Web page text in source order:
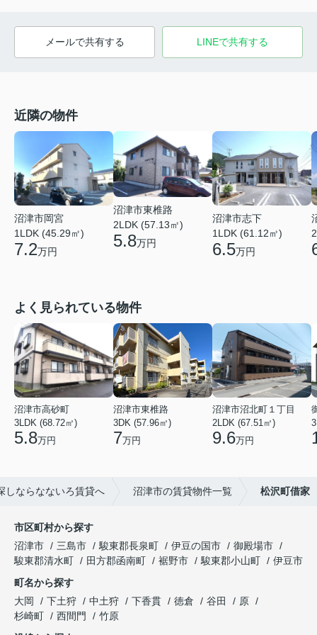
メールで共有する LINEで共有する
近隣の物件
沼津市岡宮
1LDK (45.29㎡)
7.2万円
沼津市東椎路
2LDK (57.13㎡)
5.8万円
沼津市志下
1LDK (61.12㎡)
6.5万円
よく見られている物件
沼津市高砂町
3LDK (68.72㎡)
5.8万円
沼津市東椎路
3DK (57.96㎡)
7万円
沼津市沼北町１丁目
2LDK (67.51㎡)
9.6万円
しならなないろ賃貸へ 沼津市の賃貸物件一覧 松沢町借家
市区町村から探す
沼津市
三島市 駿東郡長泉町 伊豆の国市
御殿場市
駿東郡清水町
田方郡函南町 裾野市 駿東郡小山町
伊豆市
町名から探す
大岡
下土狩 中土狩 下香貫 徳倉 谷田
原
杉崎町
西間門
竹原